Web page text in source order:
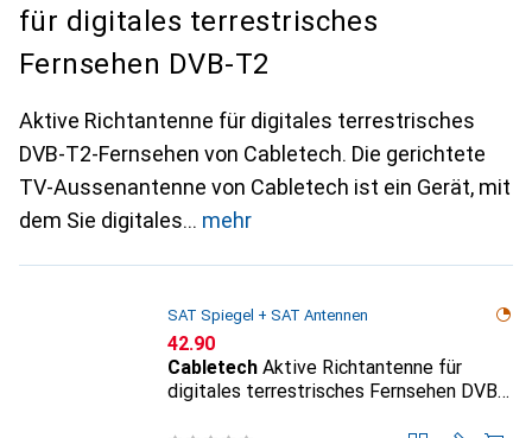
für digitales terrestrisches
Fernsehen DVB-T2
Aktive Richtantenne für digitales terrestrisches
DVB-T2-Fernsehen von Cabletech. Die gerichtete
TV-Aussenantenne von Cabletech ist ein Gerät, mit
dem Sie digitales
mehr
SAT Spiegel + SAT Antennen
CHF
42.90
Cabletech Aktive Richtantenne für
digitales terrestrisches Fernsehen DVB-